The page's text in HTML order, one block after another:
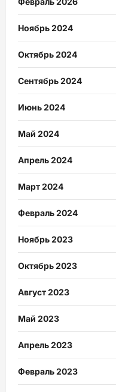
Ноябрь 2024
Октябрь 2024
Сентябрь 2024
Июнь 2024
Май 2024
Апрель 2024
Март 2024
Февраль 2024
Ноябрь 2023
Октябрь 2023
Август 2023
Май 2023
Апрель 2023
Февраль 2023